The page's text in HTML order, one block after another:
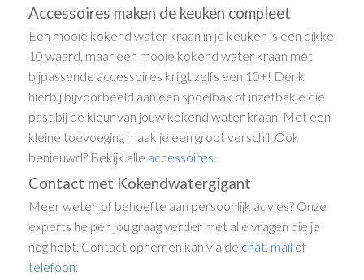
Accessoires maken de keuken compleet
Een mooie kokend water kraan in je keuken is een dikke
10 waard, maar een mooie kokend water kraan mét
bijpassende accessoires krijgt zelfs een 10+! Denk
hierbij bijvoorbeeld aan een spoelbak of inzetbakje die
past bij de kleur van jouw kokend water kraan. Met een
kleine toevoeging maak je een groot verschil. Ook
benieuwd? Bekijk alle accessoires.
Contact met Kokendwatergigant
Meer weten of behoefte aan persoonlijk advies? Onze
experts helpen jou graag verder met alle vragen die je
nog hebt. Contact opnemen kan via de chat, mail of
telefoon.